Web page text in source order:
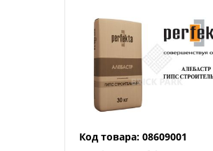
Код товара: 08609001